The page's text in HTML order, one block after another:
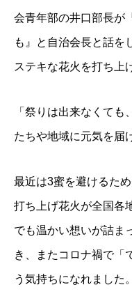
会青年部の井口部長が
も』と自治会長と話を
ステキな花火を打ち上
「祭りは出来なくて
たちや地域に元気を届
最近は3蜜を避けるた
打ち上げ花火が全国各
でも温かい想いが詰ま
き、またコロナ禍で「
う気持ちになれました。